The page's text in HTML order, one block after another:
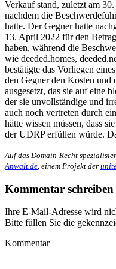
Verkauf stand, zuletzt am
nachdem die
hatte. Der Gegner hatte
13. April 2022 für den
haben, während die
wie deeded.homes,
bestätigte das Vorliegen
den Gegner den Kosten und
ausgesetzt, das sie auf eine
der sie unvollständige und
auch noch vertreten durch
hätte wissen müssen, dass
der UDRP erfüllen würde.
Auf das Domain-Recht
Anwalt.de , einem Projekt der
Kommentar schreiben
Ihre E-Mail-Adresse wird
Bitte füllen Sie die
Kommentar